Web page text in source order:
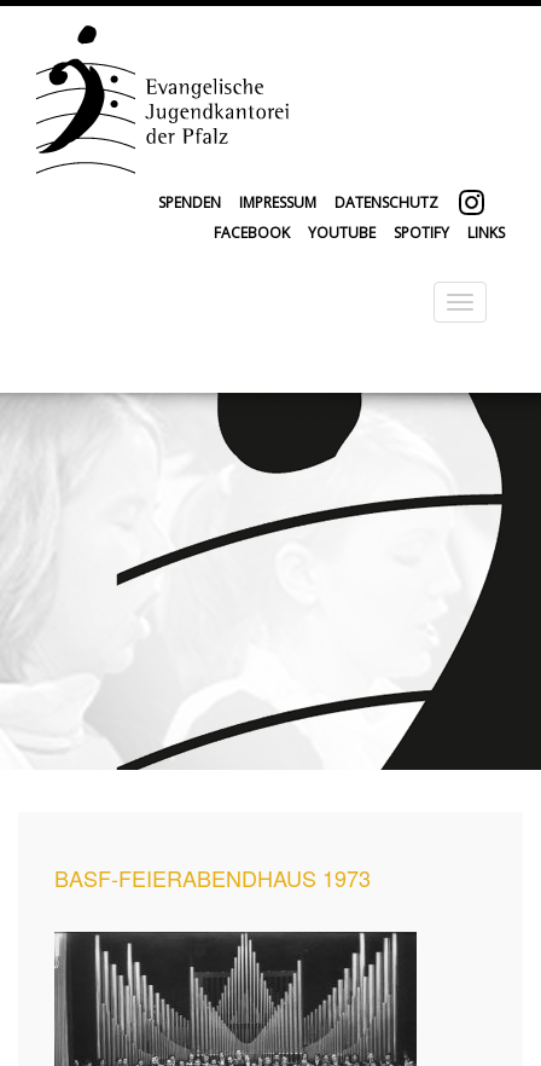
SPENDEN IMPRESSUM
DATENSCHUTZ
FACEBOOK
YOUTUBE SPOTIFY LINKS
Toggle
navigation
BASF-FEIERABENDHAUS 1973